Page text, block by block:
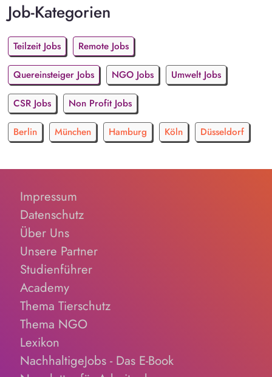
Job-Kategorien
Teilzeit Jobs Remote Jobs
Quereinsteiger Jobs NGO Jobs Umwelt Jobs
CSR Jobs Non Profit Jobs
Berlin München Hamburg Köln Düsseldorf
Impressum
Datenschutz
Über Uns
Unsere Partner
Studienführer
Academy
Thema Tierschutz
Thema NGO
Lexikon
NachhaltigeJobs - Das E-Book